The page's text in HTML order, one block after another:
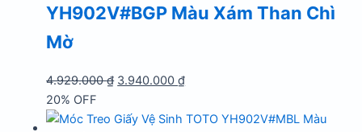
YH902V#BGP Màu Xám Than Chì
Mờ
4.929.000₫ Giá
là:
3.940.000₫Giá
tại
20% OFF